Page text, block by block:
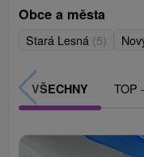
Obce a města
Stará Lesná (5)
VŠECHNY TOP